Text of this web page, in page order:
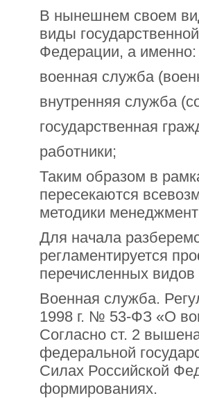
В нынешнем своем
виды
Федерации, а именно:
военная служба
внутренняя служба
государственная
работники;
Таким образом в
пересекаются
методики
Для начала
регламентируется
перечисленных
Военная служба.
1998 г. № 53-ФЗ «О
Согласно ст. 2
федеральной
Силах Российской
формированиях.